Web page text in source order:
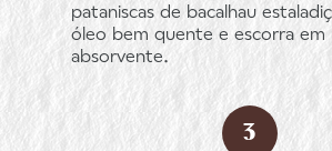
pataniscas de bacalhau
óleo bem quente e escorra em
absorvente.